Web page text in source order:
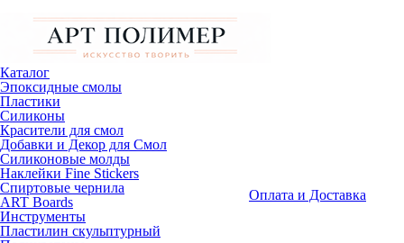
Каталог
Эпоксидные смолы
Пластики
Силиконы
Красители для смол
Добавки и Декор для Смол
Силиконовые молды
Наклейки Fine Stickers
Спиртовые чернила
ART Boards
Инструменты
Пластилин скульптурный
Оплата и Доставка